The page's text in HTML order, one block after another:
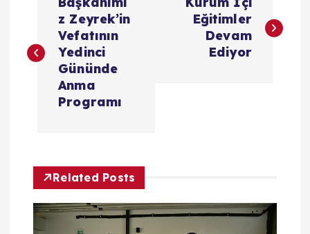
z
e
z
z Zeyrek’in
Vefatının
Yedinci
Gününde
Anma
Programı
Eğitimler
Devam
Ediyor
Related Posts